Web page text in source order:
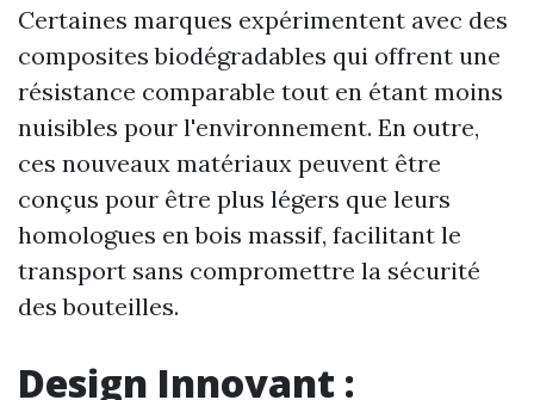
Certaines marques expérimentent avec des
composites biodégradables qui offrent une
résistance comparable tout en étant moins
nuisibles pour l'environnement. En outre,
ces nouveaux matériaux peuvent être
conçus pour être plus légers que leurs
homologues en bois massif, facilitant le
transport sans compromettre la sécurité
des bouteilles.
Design Innovant :